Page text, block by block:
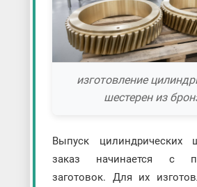
изготовление
шестерен из
Выпуск цилиндрических
заказ начинается с
заготовок. Для их